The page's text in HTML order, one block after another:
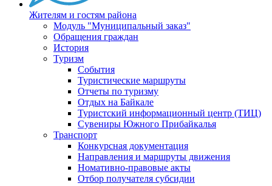
Жителям и гостям района
Модуль "Муниципальный заказ"
Обращения граждан
История
Туризм
События
Туристические маршруты
Отчеты по туризму
Отдых на Байкале
Туристский информационный центр (ТИЦ)
Сувениры Южного Прибайкалья
Транспорт
Конкурсная документация
Направления и маршруты движения
Номативно-правовые акты
Отбор получателя субсидии